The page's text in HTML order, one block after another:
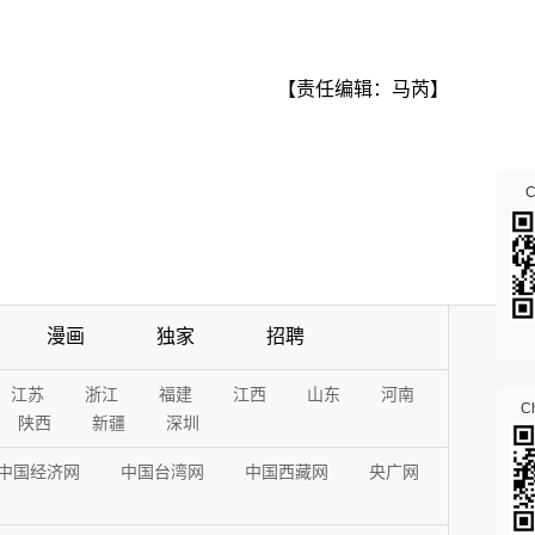
【责任编辑：马芮】
漫画 独家 招聘
江苏 浙江 福建 江西 山东
河南
陕西
新疆 深圳
国经济网 中国台湾网 中国西藏网 央广网